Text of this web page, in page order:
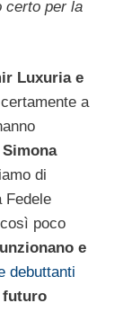
certo per la
Luxuria e
a
Simona
di
Fedele
poco
e
debuttanti
futuro